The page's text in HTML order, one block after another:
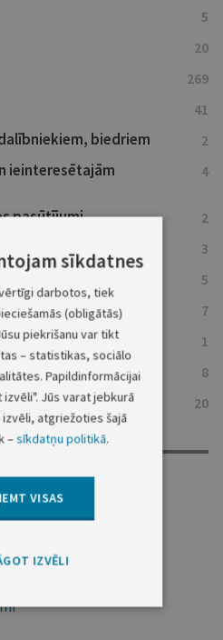
5
20
269
41
biedriem 2
ieinteresētajām 4
pasūtījumi 2
3
5
7
1
8
20
sīkdatnes
darbotos, tiek
(obligātās)
piekrišanu var tikt
– statistikas, sociālo
Papildinformācijai
Jūs varat jebkurā
atgriežoties šajā
–sīkdatņu politikā.
VISAS
IZVĒLI